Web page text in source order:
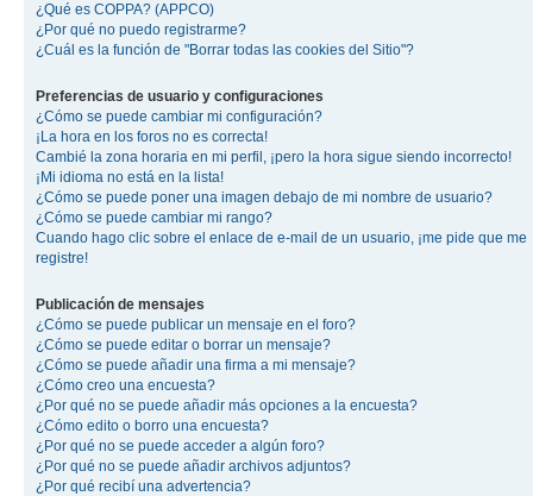
¿Qué es COPPA? (APPCO)
¿Por qué no puedo registrarme?
¿Cuál es la función de "Borrar todas las cookies del Sitio"?
Preferencias de usuario y configuraciones
¿Cómo se puede cambiar mi configuración?
¡La hora en los foros no es correcta!
Cambié la zona horaria en mi perfil, ¡pero la hora sigue siendo incorrecto!
¡Mi idioma no está en la lista!
¿Cómo se puede poner una imagen debajo de mi nombre de usuario?
¿Cómo se puede cambiar mi rango?
Cuando hago clic sobre el enlace de e-mail de un usuario, ¡me pide que me
registre!
Publicación de mensajes
¿Cómo se puede publicar un mensaje en el foro?
¿Cómo se puede editar o borrar un mensaje?
¿Cómo se puede añadir una firma a mi mensaje?
¿Cómo creo una encuesta?
¿Por qué no se puede añadir más opciones a la encuesta?
¿Cómo edito o borro una encuesta?
¿Por qué no se puede acceder a algún foro?
¿Por qué no se puede añadir archivos adjuntos?
¿Por qué recibí una advertencia?